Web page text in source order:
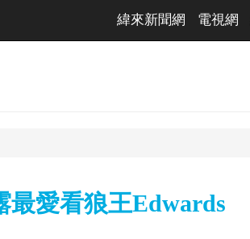
緯來新聞網 電視網
愛看狼王Edwards